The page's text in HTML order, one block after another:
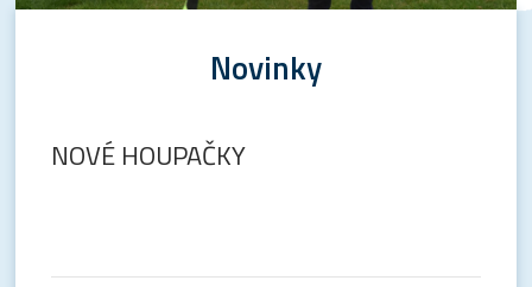
Novinky
NOVÉ HOUPAČKY